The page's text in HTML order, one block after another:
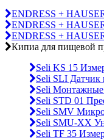
ENDRESS +
ENDRESS +
ENDRESS +
Кипиа для пищевой
Seli KS 15
Seli SLI Датчик
Seli Монтажные
Seli STD 01
Seli SMV
Seli SMU-ХХ
Seli TF 35